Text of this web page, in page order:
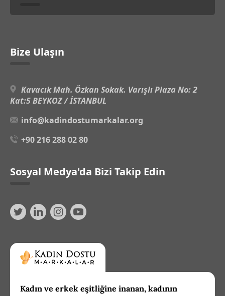
Bize Ulaşın
Kavacık Mah. Özkan Sokak. Varışlı Plaza No: 2
Kat:5 BEYKOZ / İSTANBUL
info@kadindostumarkalar.org
+90 216 288 02 80
Sosyal Medya'da Bizi Takip Edin
Kadın ve erkek eşitliğine inanan, kadının